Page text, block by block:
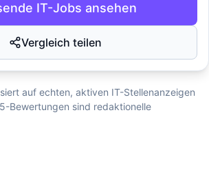
IT-Jobs ansehen
Vergleich teilen
auf echten, aktiven IT-Stellenanzeigen
Bewertungen sind redaktionelle